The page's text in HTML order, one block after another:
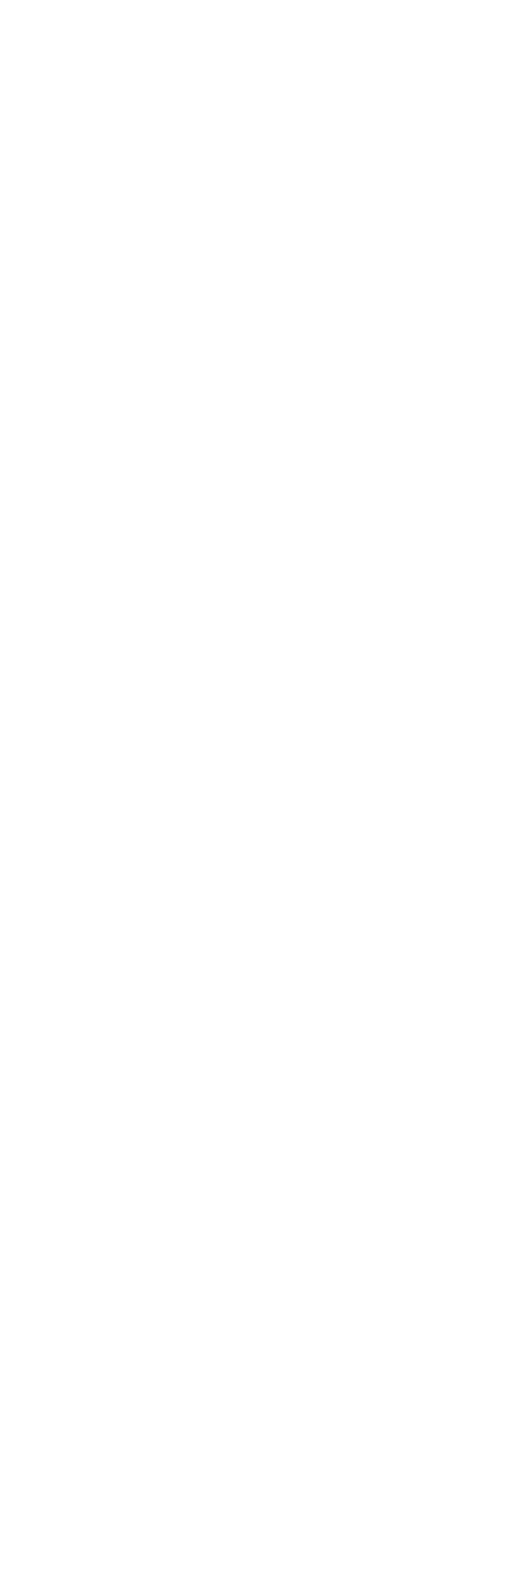
in jeder
die 100%ige Ausrichtung auf deine
alle Aspekte für deine Finanzplanung
Konzept, das wir immer wieder neu an
Leben lang und bundesweit.